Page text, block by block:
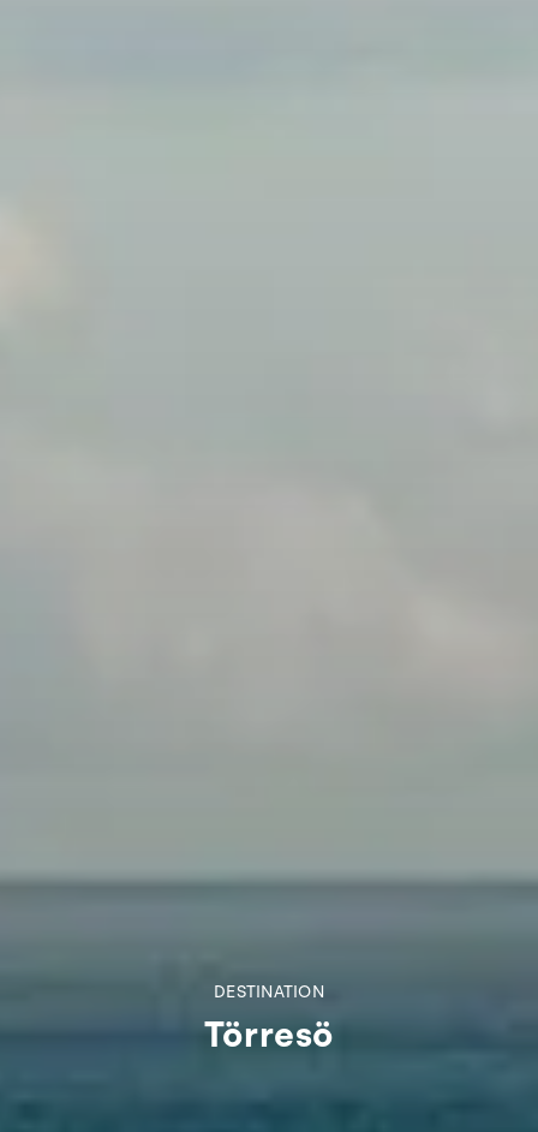
DESTINATION
Törresö